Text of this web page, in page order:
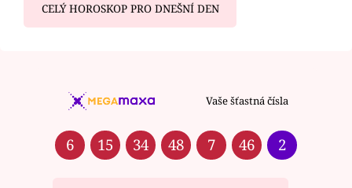
CELÝ HOROSKOP PRO DNEŠNÍ DEN
Vaše šťastná čísla
6 15 34 48 7 46 2